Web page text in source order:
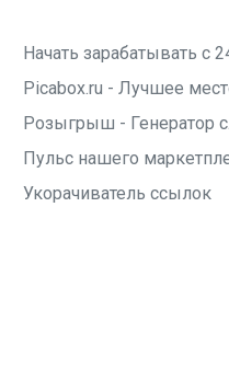
Начать зарабатывать с
Picabox.ru - Лучшее
Розыгрыш - Генератор
Пульс нашего
Укорачиватель ссылок